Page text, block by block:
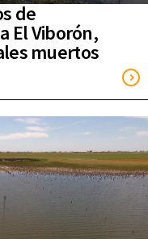
de
El Viborón,
muertos